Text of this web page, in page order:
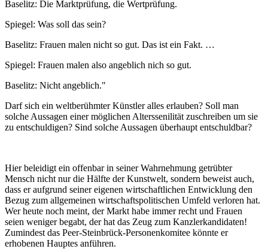
Baselitz: Die Marktprüfung, die Wertprüfung.
Spiegel: Was soll das sein?
Baselitz: Frauen malen nicht so gut. Das ist ein Fakt. …
Spiegel: Frauen malen also angeblich nich so gut.
Baselitz: Nicht angeblich."
Darf sich ein weltberühmter Künstler alles erlauben? Soll man
solche Aussagen einer möglichen Alterssenilität zuschreiben um sie
zu entschuldigen? Sind solche Aussagen überhaupt entschuldbar?
Hier beleidigt ein offenbar in seiner Wahrnehmung getrübter
Mensch nicht nur die Hälfte der Kunstwelt, sondern beweist auch,
dass er aufgrund seiner eigenen wirtschaftlichen Entwicklung den
Bezug zum allgemeinen wirtschaftspolitischen Umfeld verloren hat.
Wer heute noch meint, der Markt habe immer recht und Frauen
seien weniger begabt, der hat das Zeug zum Kanzlerkandidaten!
Zumindest das Peer-Steinbrück-Personenkomitee könnte er
erhobenen Hauptes anführen.